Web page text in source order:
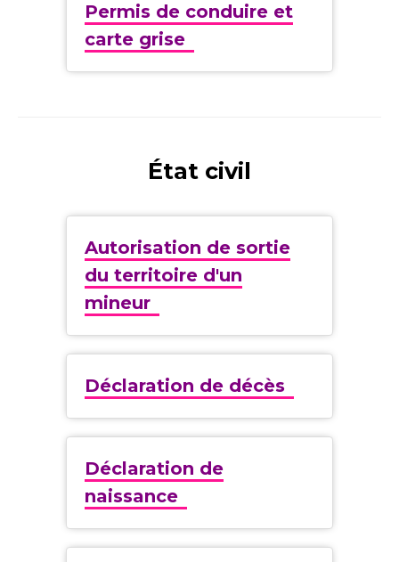
Permis de conduire et
carte grise
État civil
Autorisation de sortie
du territoire d'un
mineur
Déclaration de décès
Déclaration de
naissance